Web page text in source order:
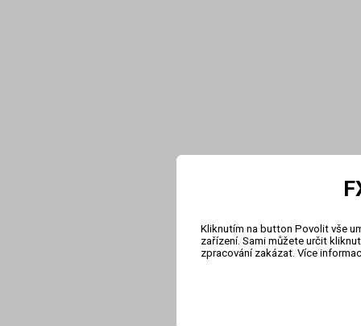
Kliknutím na button Povolit vše
zařízení. Sami můžete určit
zpracování zakázat. Více